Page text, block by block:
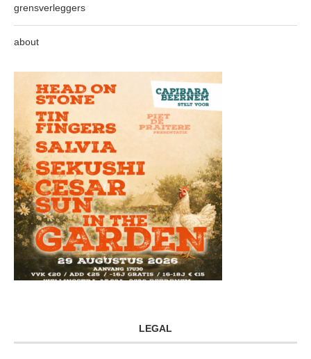
grensverleggers
about
LEGAL